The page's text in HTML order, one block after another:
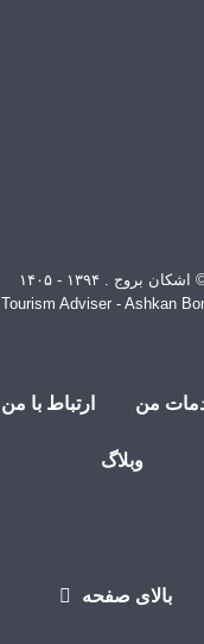
اشکان بروج . ۱۳۹۴ - ۱۴۰۵
Tourism Adviser - Ashkan
من ارتباط با من
وبلاگ
بالای صفحه